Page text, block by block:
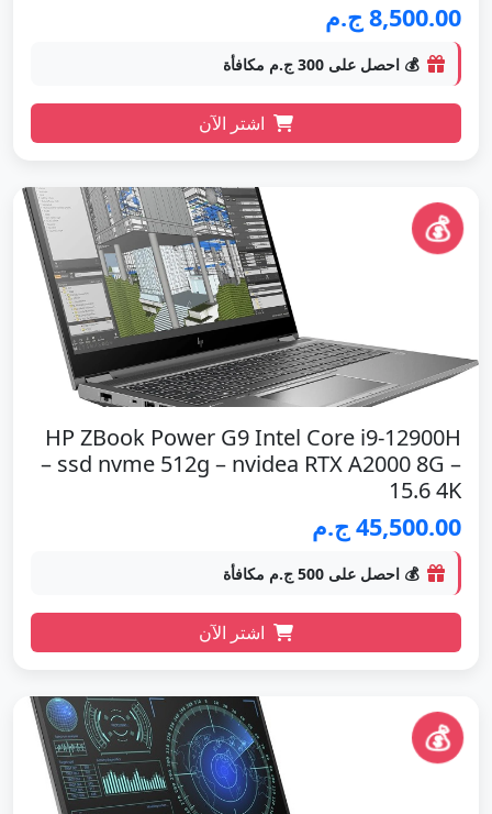
8,500.00 ج.م
💰 احصل على 300 ج.م مكافأة
اشتر الآن
💰
HP ZBook Power G9 Intel Core i9-12900H
– ssd nvme 512g – nvidea RTX A2000 8G –
15.6 4K
45,500.00 ج.م
💰 احصل على 500 ج.م مكافأة
اشتر الآن
💰